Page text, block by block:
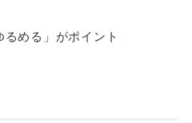
める」がポイント